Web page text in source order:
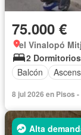
75.000 €
el Vinalopó
2 Dormitorios
Balcón
8 jul 2026 en Pisos
Alta